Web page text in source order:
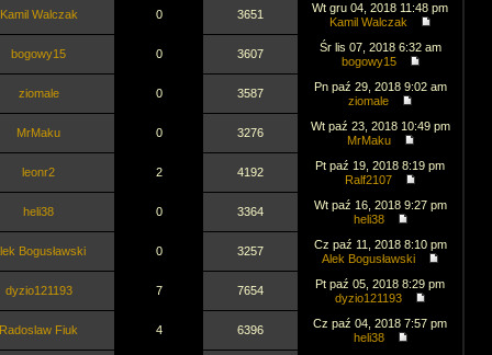
Kamil Walczak 0 3651
Wt gru 04, 2018 11:48 pm
Kamil Walczak
bogowy15 0 3607
Śr lis 07, 2018 6:32 am
bogowy15
ziomale 0 3587
Pn paź 29, 2018 9:02 am
ziomale
MrMaku 0 3276
Wt paź 23, 2018 10:49 pm
MrMaku
leonr2 2 4192
Pt paź 19, 2018 8:19 pm
Ralf2107
heli38 0 3364
Wt paź 16, 2018 9:27 pm
heli38
Bogusławski 0 3257
Cz paź 11, 2018 8:10 pm
Alek Bogusławski
dyzio121193 7 7654
Pt paź 05, 2018 8:29 pm
dyzio121193
Radoslaw Fiuk 4 6396
Cz paź 04, 2018 7:57 pm
heli38